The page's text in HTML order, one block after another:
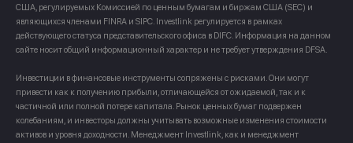
США, регулируемых Комиссией по ценным бумагам и биржам США (SEC) и
являющихся членами FINRA и SIPC. Investlink регулируется в рамках
действующего статуса представительского офиса в DIFC. Информация на данном
сайте носит общий информационный характер и не требует утверждения DFSA.
Инвестиции в финансовые инструменты сопряжены с рисками. Они могут
привести как к получению прибыли, отличающейся от ожидаемой, так и к
частичной или полной потере капитала. Рынок ценных бумаг подвержен
колебаниям, и инвесторы должны учитывать возможные изменения стоимости
активов и уровня доходности. Менеджмент Investlink, как и менеджмент